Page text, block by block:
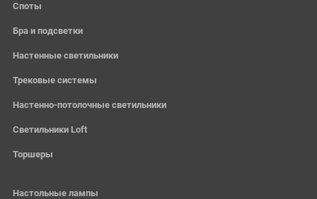
Споты
Бра и подсветки
Настенные светильники
Трековые системы
Настенно-потолочные светильники
Светильники Loft
Торшеры
Настольные лампы